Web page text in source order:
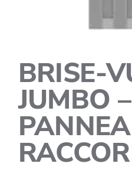
BRISE-
JUMBO –